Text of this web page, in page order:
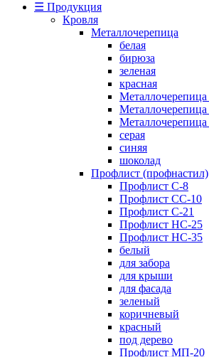
☰ Продукция
Кровля
Металлочерепица
белая
бирюза
зеленая
красная
Металлочерепица
Металлочерепица
серая
синяя
шоколад
Профлист (профнастил)
Профлист С-8
Профлист СС-10
Профлист C-21
Профлист НС-25
Профлист НС-35
белый
для забора
для крыши
для фасада
зеленый
коричневый
красный
под дерево
Профлист МП-20